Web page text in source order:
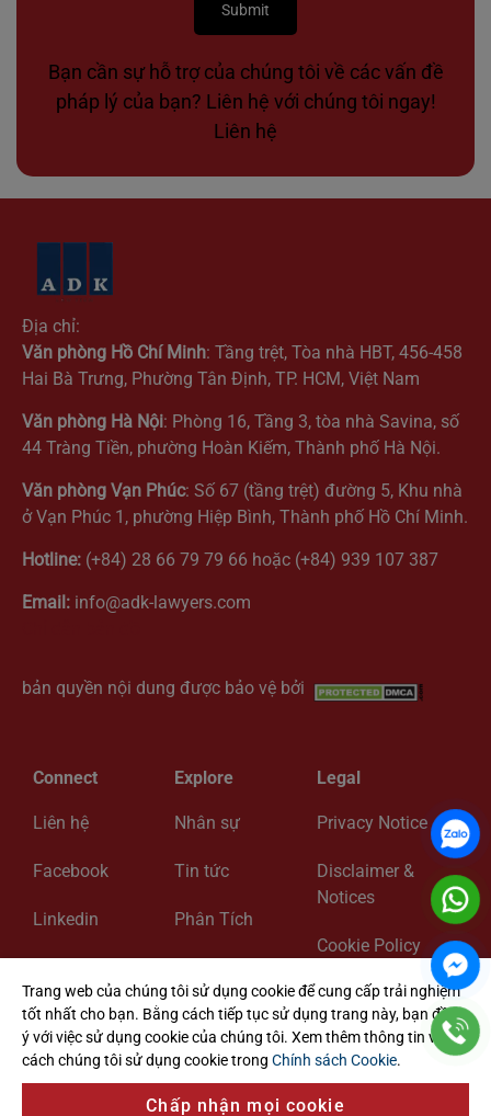
Bạn cần sự hỗ trợ của chúng tôi về các vấn đề
pháp lý của bạn? Liên hệ với chúng tôi ngay!
Liên hệ
Địa chỉ:
Văn phòng Hồ Chí Minh: Tầng trệt, Tòa nhà HBT, 456-458
Hai Bà Trưng, Phường Tân Định, TP. HCM, Việt Nam
Văn phòng Hà Nội: Phòng 16, Tầng 3, tòa nhà Savina, số
44 Tràng Tiền, phường Hoàn Kiếm, Thành phố Hà Nội.
Văn phòng Vạn Phúc: Số 67 (tầng trệt) đường 5, Khu nhà
ở Vạn Phúc 1, phường Hiệp Bình, Thành phố Hồ Chí Minh.
Hotline: (+84) 28 66 79 79 66 hoặc (+84) 939 107 387
Email: info@adk-lawyers.com
bản quyền nội dung được bảo vệ bởi
Connect
Liên hệ
Facebook
Linkedin
Explore
Nhân sự
Tin tức
Phân Tích
Legal
Privacy Notice
Disclaimer &
Notices
Cookie Policy
Cookie Settings
@ 2024 ADK Vietnam Lawyers. All Rights Reserved
Trang web của chúng tôi sử dụng cookie để cung cấp trải nghiệm
tốt nhất cho bạn. Bằng cách tiếp tục sử dụng trang này, bạn đồng
ý với việc sử dụng cookie của chúng tôi. Xem thêm thông tin về
cách chúng tôi sử dụng cookie trong Chính sách Cookie.
Chấp nhận mọi cookie